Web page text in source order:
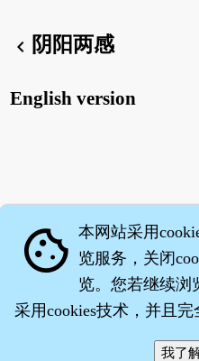
chevron_left 阴阳两感
English version
cookie 本网站采用
览服务，关闭
览。您若继续浏
采用cookies技术，并且